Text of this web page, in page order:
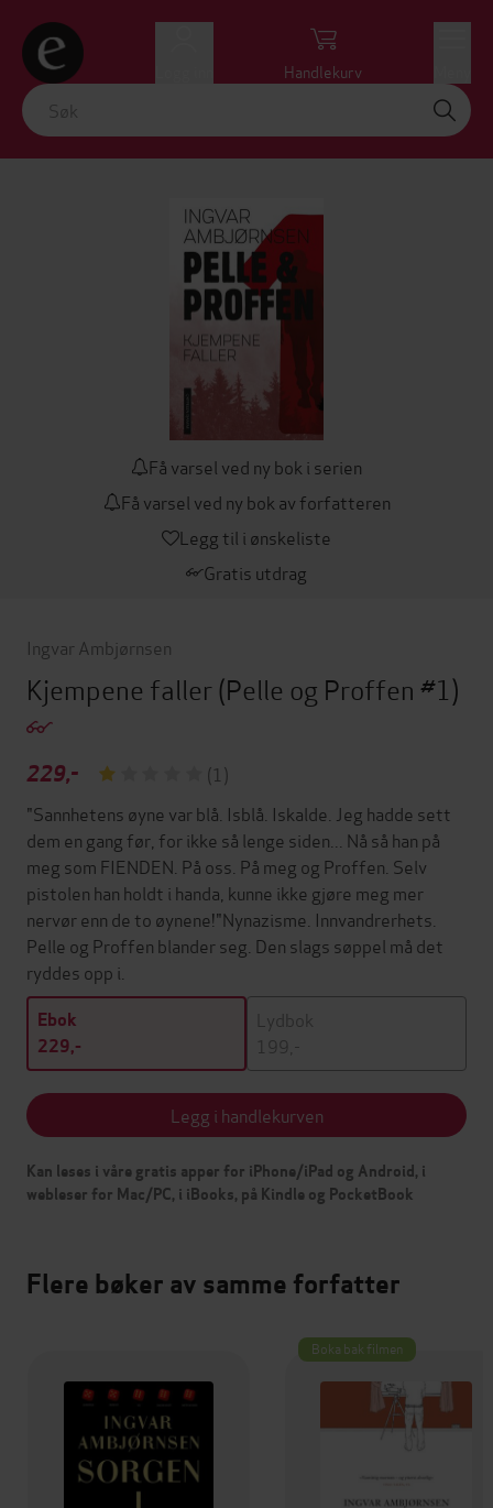
Handlekurv
Få varsel ved ny bok i serien
Få varsel ved ny bok av forfatteren
Legg til i ønskeliste
Gratis utdrag
Ingvar Ambjørnsen
Kjempene faller(Pelle og Proffen #1)
229,-
(1)
"Sannhetens øyne var blå. Isblå. Iskalde. Jeg hadde sett
dem en gang før, for ikke så lenge siden... Nå så han på
meg som FIENDEN. På oss. På meg og Proffen. Selv
pistolen han holdt i handa, kunne ikke gjøre meg mer
nervør enn de to øynene!"Nynazisme. Innvandrerhets.
Pelle og Proffen blander seg. Den slags søppel må det
ryddes opp i.
Ebok
229,-
Lydbok
199,-
Legg i handlekurven
Kan leses i våre gratis apper for iPhone/iPad og Android, i
webleser for Mac/PC, i iBooks, på Kindle og PocketBook
Flere bøker av samme forfatter
Boka bak filmen